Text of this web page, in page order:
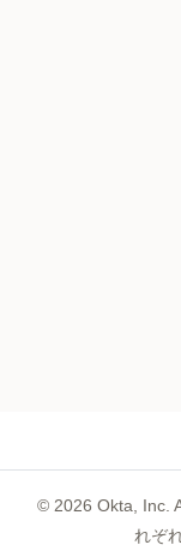
© 2026 Okta, Inc.
れぞ